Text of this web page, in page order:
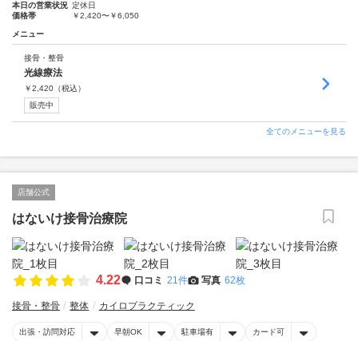
本日の営業状況 定休日
価格帯
￥2,420〜￥6,050
メニュー
接骨・整骨
光線療法
￥2,420 （税込）
販売中
全てのメニューを見る
店舗公式
はないけ接骨治療院
4.22 口コミ 21件 写真 62枚
接骨・整骨 整体 カイロプラクティック
出張・訪問対応 早朝OK 駐車場有 カード可